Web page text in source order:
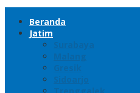
Beranda
Jatim
Surabaya
Malang
Gresik
Sidoarjo